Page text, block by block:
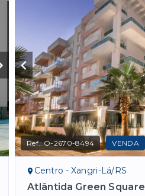
Ref.:O-2670-8494 VENDA
Centro - Xangri-Lá/RS
Atlântida Green Square